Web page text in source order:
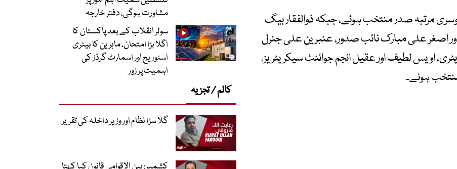
مرتبہ صدر منتخب ہوئے، جبکہ ذوالفقار بیگ
اصغر علی مبارک نائب صدور، عنبرین علی جنرل
اویس لطیف اور عقیل انجم جوائنٹ سیکریٹریز،
ہوئے۔
مشاورت ہوگی، دفتر خارجہ
سولر انقلاب کے بعد پاکستان کا
اگلا بڑا امتحان، ماہرین کا بیٹری
اسٹوریج اور اسمارٹ گرڈز کی
اہمیت پر زور
کالم / تجزیہ
گلا سڑا نظام اور وزیر داخلہ کی تقریر